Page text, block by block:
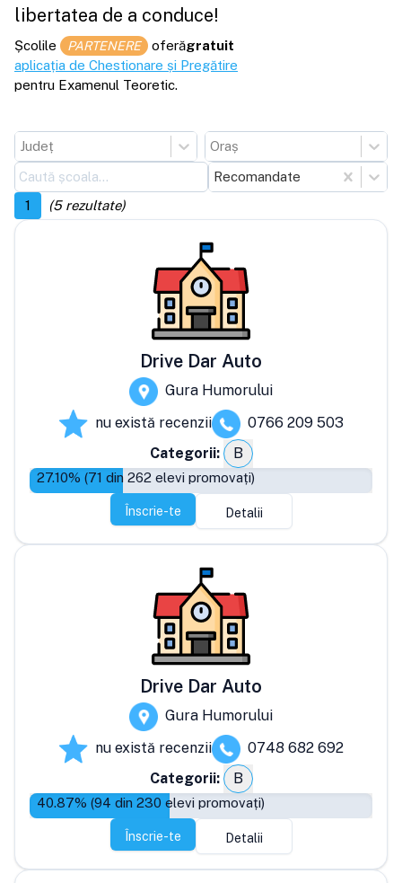
libertatea de a conduce!
Școlile PARTENERE oferăgratuit
aplicația de Chestionare și Pregătire
pentru Examenul Teoretic.
Județ
Oraș
Recomandate
1
(5rezultate)
Drive Dar Auto
Gura Humorului
nu există recenzii
0766 209 503
Categorii:
B
27.10% (71 din 262 elevi promovați)
Înscrie-te Detalii
Drive Dar Auto
Gura Humorului
nu există recenzii
0748 682 692
Categorii:
B
40.87% (94 din 230 elevi promovați)
Înscrie-te Detalii